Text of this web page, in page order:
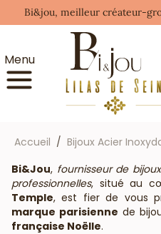
Bi&jou, meilleur créateur-
Menu
Accueil Bijoux Acier
Bi&Jou, fournisseur de
professionnelles, situé au
Temple, est fier de vous
marque parisienne de
française Noëlle.